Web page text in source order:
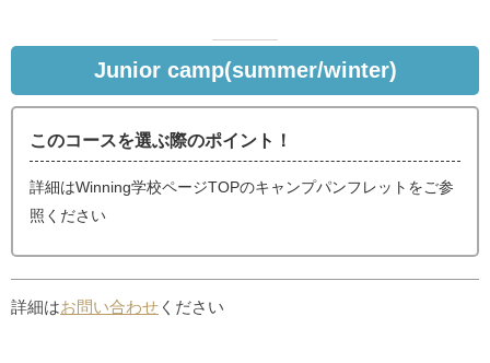
Junior camp(summer/winter)
このコースを選ぶ際のポイント！
詳細はWinning学校ページTOPのキャンプパンフレットをご参
照ください
詳細はお問い合わせ ください